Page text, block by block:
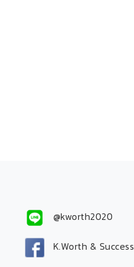
@kworth2020
K.Worth & Success